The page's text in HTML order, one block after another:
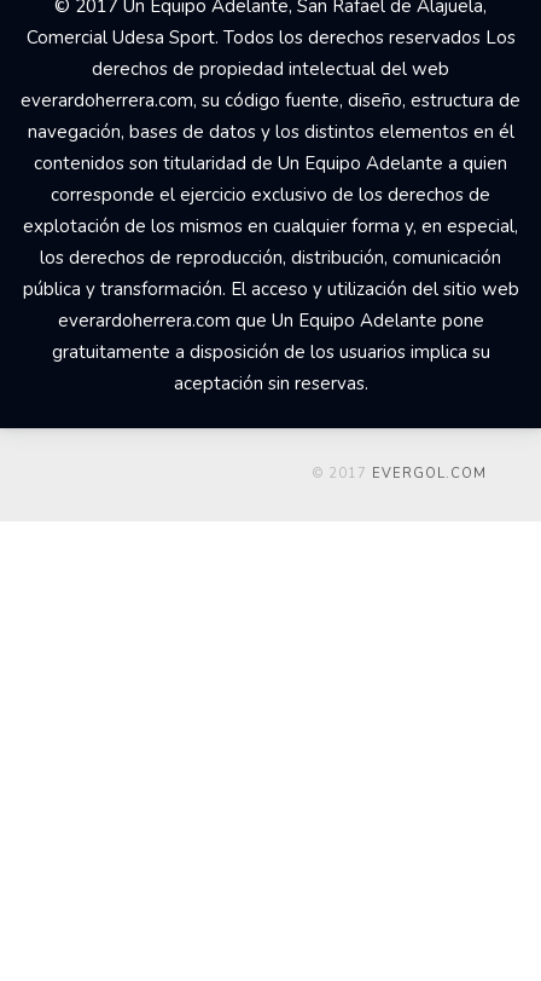
© 2017 Un Equipo Adelante, San Rafael de Alajuela,
Comercial Udesa Sport. Todos los derechos reservados Los
derechos de propiedad intelectual del web
everardoherrera.com, su código fuente, diseño, estructura de
navegación, bases de datos y los distintos elementos en él
contenidos son titularidad de Un Equipo Adelante a quien
corresponde el ejercicio exclusivo de los derechos de
explotación de los mismos en cualquier forma y, en especial,
los derechos de reproducción, distribución, comunicación
pública y transformación. El acceso y utilización del sitio web
everardoherrera.com que Un Equipo Adelante pone
gratuitamente a disposición de los usuarios implica su
aceptación sin reservas.
© 2017 EVERGOL.COM